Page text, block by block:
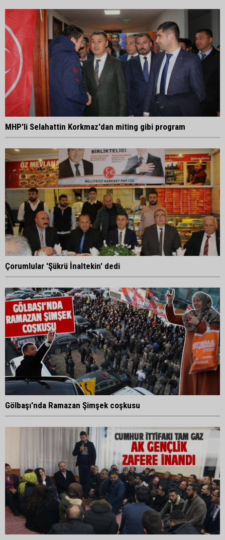
MHP'li Selahattin Korkmaz'dan miting gibi program
Çorumlular 'Şükrü İnaltekin' dedi
Gölbaşı'nda Ramazan Şimşek coşkusu